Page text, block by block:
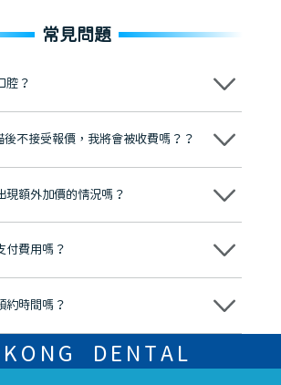
常見問題
腔？
濟世」的大學校訓，各分院匯聚來自香港、內地的
業領袖品牌」，是諾貝爾種植系統全球放心植牙中
個國家和地區的顧客，受到粵港澳大灣區及周邊城
價及信任推薦 珠海、深圳設有八大分院，香港亦設
心，有任何問題都可以隨時預約免費咨詢，讓人十
不接受報價，我將會被收費嗎？？
際服務之前，你不會被收取任何費用。
現額外加價的情況嗎？
詳細說明治療方案及對應的價錢，顧客同意並簽字
付費用嗎？
照當日匯率轉算收取費用，而匯率會及時告知客人
約時間嗎？
或whatsapp聯絡我們，告知我們你原本預約
重新預約的日期及時段DENTAL